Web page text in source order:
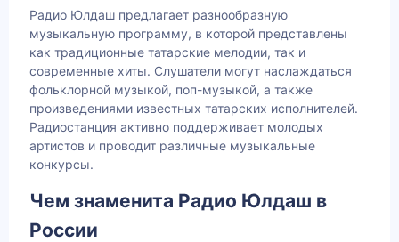
Радио Юлдаш предлагает разнообразную
музыкальную программу, в которой представлены
как традиционные татарские мелодии, так и
современные хиты. Слушатели могут наслаждаться
фольклорной музыкой, поп-музыкой, а также
произведениями известных татарских исполнителей.
Радиостанция активно поддерживает молодых
артистов и проводит различные музыкальные
конкурсы.
Чем знаменита Радио Юлдаш в
России